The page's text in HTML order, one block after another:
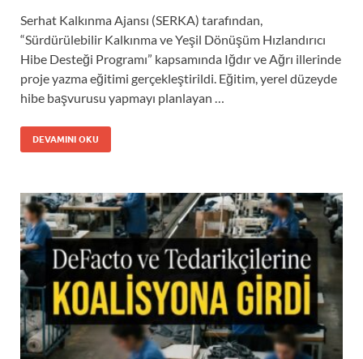
Serhat Kalkınma Ajansı (SERKA) tarafından,
“Sürdürülebilir Kalkınma ve Yeşil Dönüşüm Hızlandırıcı
Hibe Desteği Programı” kapsamında Iğdır ve Ağrı illerinde
proje yazma eğitimi gerçekleştirildi. Eğitim, yerel düzeyde
hibe başvurusu yapmayı planlayan …
DEVAMINI OKU